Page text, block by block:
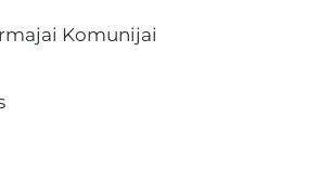
Komunijai